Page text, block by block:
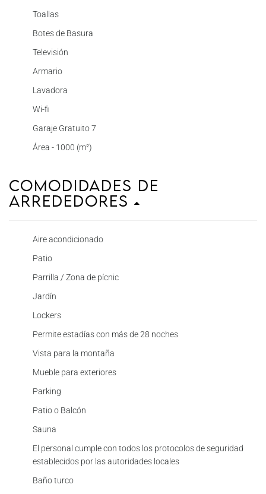
Toallas
Botes de Basura
Televisión
Armario
Lavadora
Wi-fi
Garaje Gratuito 7
Área - 1000 (m²)
Comodidades de
Arrededores
Aire acondicionado
Patio
Parrilla / Zona de pícnic
Jardín
Lockers
Permite estadías con más de 28 noches
Vista para la montaña
Mueble para exteriores
Parking
Patio o Balcón
Sauna
El personal cumple con todos los protocolos de seguridad
establecidos por las autoridades locales
Baño turco